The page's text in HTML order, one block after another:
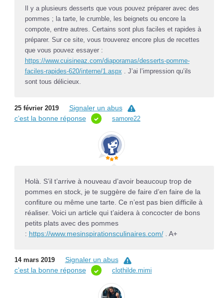
Il y a plusieurs desserts que vous pouvez préparer avec des
pommes ; la tarte, le crumble, les beignets ou encore la
compote, entre autres. Certains sont plus faciles et rapides à
préparer. Sur ce site, vous trouverez encore plus de recettes
que vous pouvez essayer :
https://www.cuisineaz.com/diaporamas/desserts-pomme-
faciles-rapides-620/interne/1.aspx . J’ai l’impression qu’ils
sont tous délicieux.
25 février 2019
Signaler un abus
c’est la bonne réponse
samore22
Holà. S’il t’arrive à nouveau d’avoir beaucoup trop de
pommes en stock, je te suggère de faire d’en faire de la
confiture ou même une tarte. Ce n’est pas bien difficile à
réaliser. Voici un article qui t’aidera à concocter de bons
petits plats avec des pommes
: https://www.mesinspirationsculinaires.com/. A+
14 mars 2019
Signaler un abus
c’est la bonne réponse
clothilde.mimi